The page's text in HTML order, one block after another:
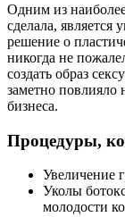
Одним из
сделала, является
решение о
никогда не
создать образ
заметно повлияло
бизнеса.
Процедуры,
Увеличение
Уколы
молодости